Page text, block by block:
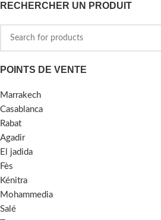
RECHERCHER UN PRODUIT
POINTS DE VENTE
Marrakech
Casablanca
Rabat
Agadir
El jadida
Fès
Kénitra
Mohammedia
Salé